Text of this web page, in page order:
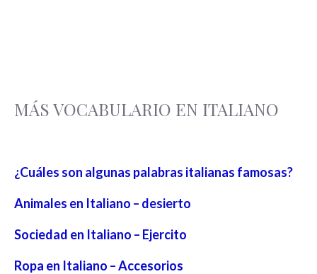
MÁS VOCABULARIO EN ITALIANO
¿Cuáles son algunas palabras italianas famosas?
Animales en Italiano – desierto
Sociedad en Italiano – Ejercito
Ropa en Italiano – Accesorios